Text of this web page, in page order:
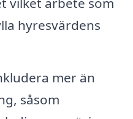
hyresvärdens
mer än
såsom